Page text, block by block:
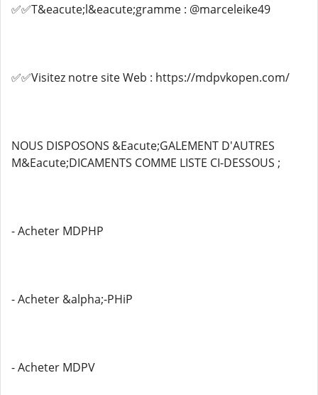
✅✅T&eacute;l&eacute;gramme : @marceleike49
✅✅Visitez notre site Web : https://mdpvkopen.com/
NOUS DISPOSONS &Eacute;GALEMENT D'AUTRES
M&Eacute;DICAMENTS COMME LISTE CI-DESSOUS ;
- Acheter MDPHP
- Acheter &alpha;-PHiP
- Acheter MDPV